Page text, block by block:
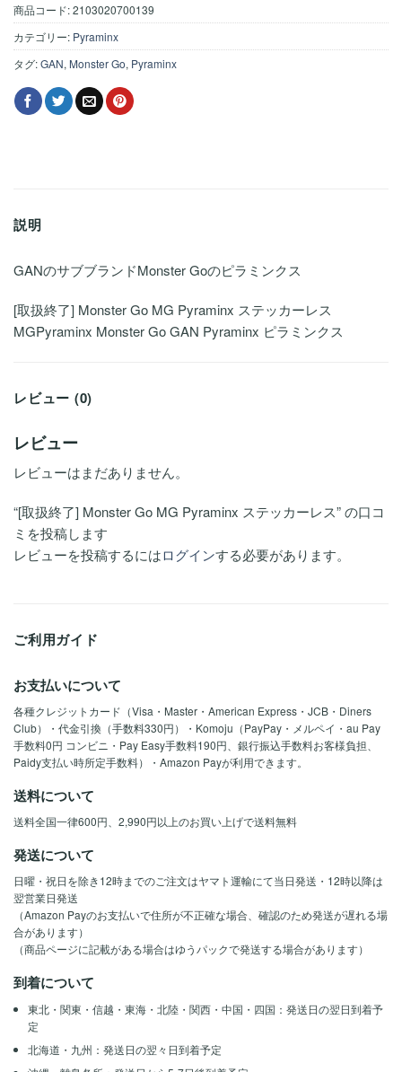
商品コード:2103020700139
カテゴリー: Pyraminx
タグ:GAN, Monster Go, Pyraminx
説明
GANのサブブランドMonster Goのピラミンクス
[取扱終了] Monster Go MG Pyraminx ステッカーレス
MGPyraminx Monster Go GAN Pyraminx ピラミンクス
レビュー (0)
レビュー
レビューはまだありません。
“[取扱終了] Monster Go MG Pyraminx ステッカーレス” の口コ
ミを投稿します
レビューを投稿するにはログインする必要があります。
ご利用ガイド
お支払いについて
各種クレジットカード（Visa・Master・American Express・JCB・Diners
Club）・代金引換（手数料330円）・Komoju（PayPay・メルペイ・au Pay
手数料0円 コンビニ・Pay Easy手数料190円、銀行振込手数料お客様負担、
Paidy支払い時所定手数料）・Amazon Payが利用できます。
送料について
送料全国一律600円、2,990円以上のお買い上げで送料無料
発送について
日曜・祝日を除き12時までのご注文はヤマト運輸にて当日発送・12時以降は
翌営業日発送
（Amazon Payのお支払いで住所が不正確な場合、確認のため発送が遅れる場
合があります）
（商品ページに記載がある場合はゆうパックで発送する場合があります）
到着について
東北・関東・信越・東海・北陸・関西・中国・四国：発送日の翌日到着予
定
北海道・九州：発送日の翌々日到着予定